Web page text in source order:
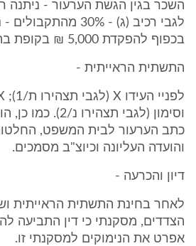
השכר בגין הגשת הערעור - ניתנה
לגבי רכיב (ג) - 30%
בכפוף להפקדת 5,000 ₪ בקופת בהמ"ש.
התשתית הראייתית -
וסימון (לגבי
כתב הערעור לבית המשפט,
והועדה העליונה וכיוצ"ב מסמכים.
דיון והכרעה -
לאחר בחינת התשתית הראייתית
הצדדים, מסקנתי כי דין התביעה
אפרט את הנימוקים למסקנתי זו.